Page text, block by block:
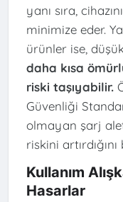
yanı sıra,
minimize eder.
ürünler ise,
daha kısa
riski taşıyabilir.
Güvenliği
olmayan şarj
riskini
Kullanım
Hasarlar